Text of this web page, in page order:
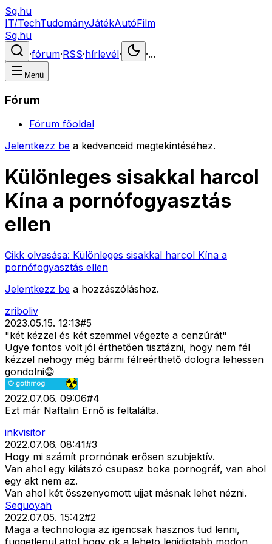
Sg.hu
IT/TechTudományJátékAutóFilm
Sg.hu
·fórum·RSS·hírlevél· ·...
Menü
Fórum
Fórum főoldal
Jelentkezz be a kedvenceid megtekintéséhez.
Különleges sisakkal harcol
Kína a pornófogyasztás
ellen
Cikk olvasása: Különleges sisakkal harcol Kína a
pornófogyasztás ellen
Jelentkezz be a hozzászóláshoz.
zriboliv
2023.05.15. 12:13#5
"két kézzel és két szemmel végezte a cenzúrát"
Ugye fontos volt jól érthetően tisztázni, hogy nem fél
kézzel nehogy még bármi félreérthető dologra lehessen
gondolni😄
2022.07.06. 09:06#4
Ezt már Naftalin Ernő is feltalálta.
inkvisitor
2022.07.06. 08:41#3
Hogy mi számít prornónak erősen szubjektív.
Van ahol egy kilátszó csupasz boka pornográf, van ahol
egy akt nem az.
Van ahol két összenyomott ujjat másnak lehet nézni.
Sequoyah
2022.07.05. 15:42#2
Maga a technologia az igencsak hasznos tud lenni,